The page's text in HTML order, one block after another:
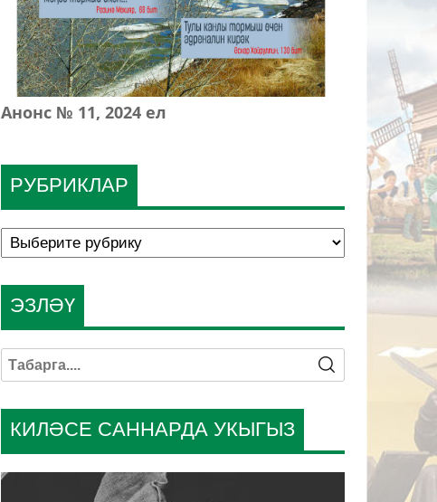
РУБРИКЛАР
Анонс № 11, 2024 ел
КИЛӘСЕ САННАРДА УКЫГЫЗ
ЭЗЛӘҮ